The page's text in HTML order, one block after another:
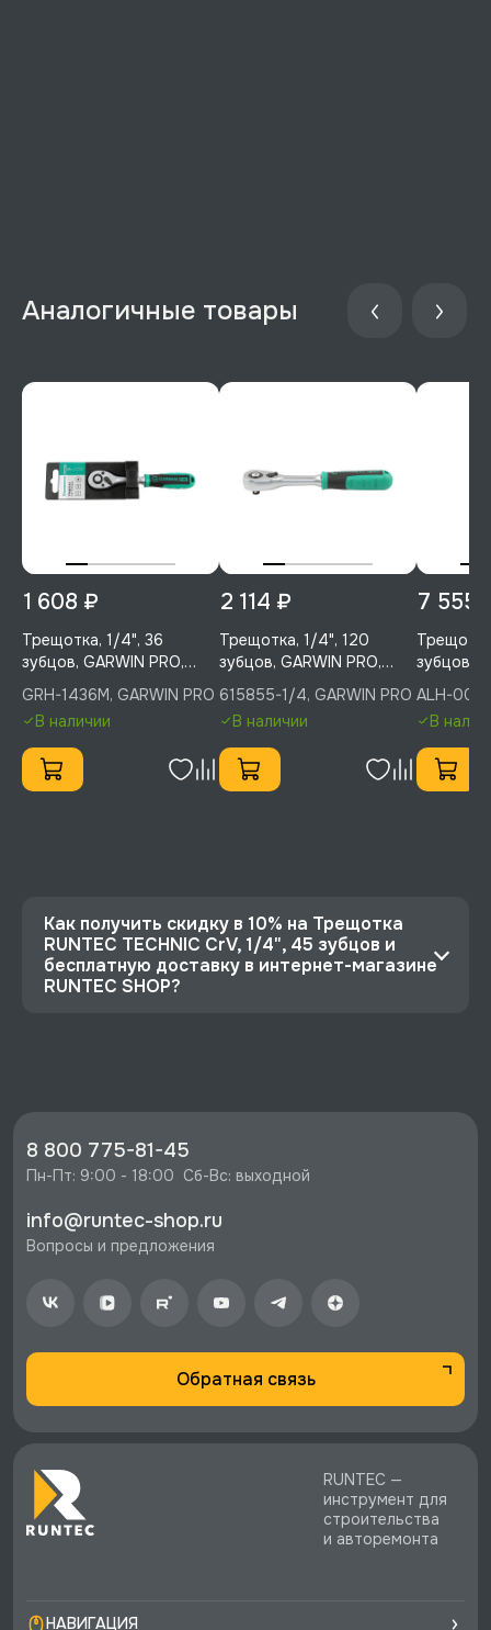
Аналогичные товары
1 608 ₽
Трещотка, 1/4", 36
зубцов, GARWIN PRO,
GRH-1436M
GRH-1436M, GARWIN PRO
В наличии
2 114 ₽
Трещотка, 1/4", 120
зубцов, GARWIN PRO,
615855-1/4
615855-1/4, GARWIN PRO
В наличии
7 555
зубцов,
00094-
ALH-
В
Как получить скидку в 10% на Трещотка
RUNTEC TECHNIC CrV, 1/4", 45 зубцов и
бесплатную доставку в интернет-магазине
RUNTEC SHOP?
⚡️ Бесплатная доставка в Москве, Санкт-
Петербурге и по РФ, если она меньше 10%
♥️ Наличие товаров, Программа лояльности,
8 800 775-81-45
Пн-Пт: 9:00 - 18:00  Сб-Вс: выходной
info@runtec-shop.ru
Вопросы и предложения
Обратная связь
RUNTEC —
инструмент для
строительства
и авторемонта
НАВИГАЦИЯ